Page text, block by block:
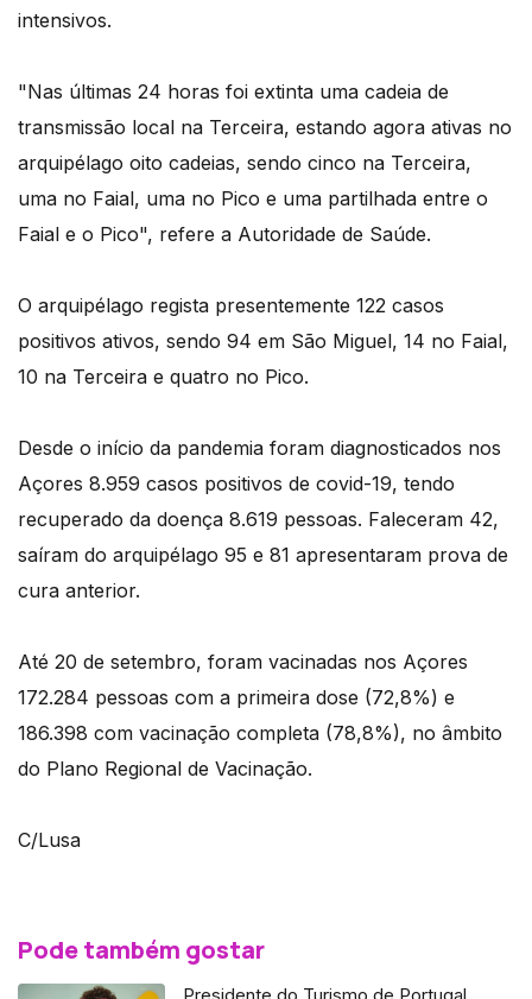
intensivos.
"Nas últimas 24 horas foi extinta uma cadeia de
transmissão local na Terceira, estando agora ativas no
arquipélago oito cadeias, sendo cinco na Terceira,
uma no Faial, uma no Pico e uma partilhada entre o
Faial e o Pico", refere a Autoridade de Saúde.
O arquipélago regista presentemente 122 casos
positivos ativos, sendo 94 em São Miguel, 14 no Faial,
10 na Terceira e quatro no Pico.
Desde o início da pandemia foram diagnosticados nos
Açores 8.959 casos positivos de covid-19, tendo
recuperado da doença 8.619 pessoas. Faleceram 42,
saíram do arquipélago 95 e 81 apresentaram prova de
cura anterior.
Até 20 de setembro, foram vacinadas nos Açores
172.284 pessoas com a primeira dose (72,8%) e
186.398 com vacinação completa (78,8%), no âmbito
do Plano Regional de Vacinação.
C/Lusa
Pode também gostar